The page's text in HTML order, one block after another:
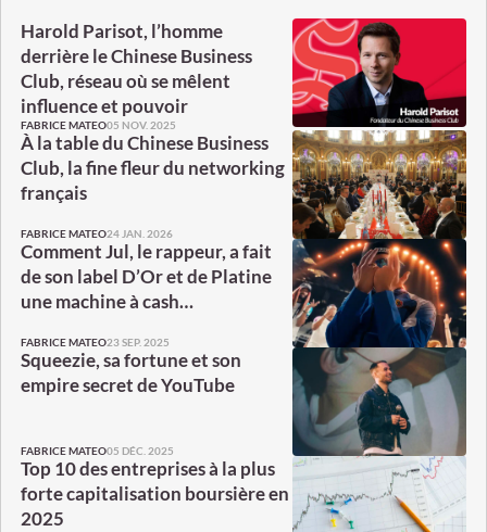
Harold Parisot, l’homme
derrière le Chinese Business
Club, réseau où se mêlent
influence et pouvoir
FABRICE MATEO05 NOV. 2025
À la table du Chinese Business
Club, la fine fleur du networking
français
FABRICE MATEO24 JAN. 2026
Comment Jul, le rappeur, a fait
de son label D’Or et de Platine
une machine à cash…
FABRICE MATEO23 SEP. 2025
Squeezie, sa fortune et son
empire secret de YouTube
FABRICE MATEO05 DÉC. 2025
Top 10 des entreprises à la plus
forte capitalisation boursière en
2025